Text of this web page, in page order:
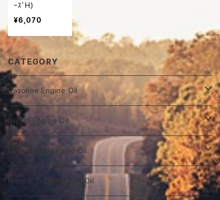
ｰｽﾞH)
¥6,070
CATEGORY
Gasoline Engine Oil
GT Racing
GTR 0W-10
GT Autobahn
Hybrid Car Oil
Diesel Engine Oil
Diesel Power DL-1
Diesel Power DH-2
Motorcycle Engine Oil
Biker 4T
Manual Transmission Oil